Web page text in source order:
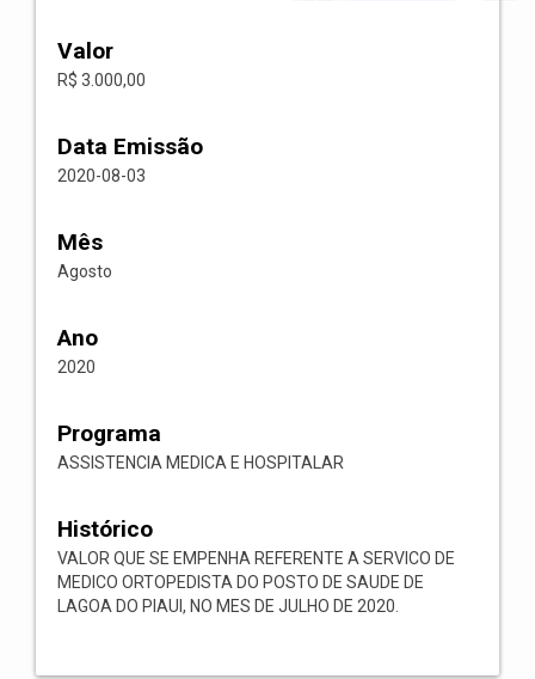
Valor
R$ 3.000,00
Data Emissão
2020-08-03
Mês
Agosto
Ano
2020
Programa
ASSISTENCIA MEDICA E HOSPITALAR
Histórico
VALOR QUE SE EMPENHA REFERENTE A SERVICO DE
MEDICO ORTOPEDISTA DO POSTO DE SAUDE DE
LAGOA DO PIAUI, NO MES DE JULHO DE 2020.